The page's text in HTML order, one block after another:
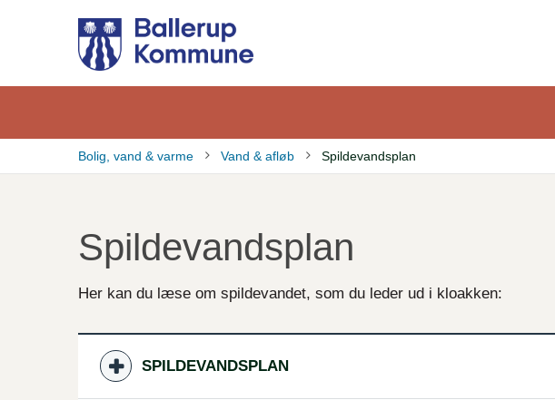
hovedindhold
Bolig, vand & varme Vand & afløb Spildevandsplan
Spildevandsplan
Her kan du læse om spildevandet, som du leder ud i kloakken:
SPILDEVANDSPLAN